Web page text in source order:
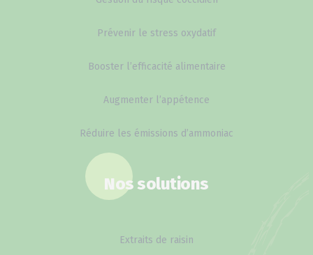
Prévenir le stress oxydatif
Booster l’efficacité alimentaire
Augmenter l’appétence
Réduire les émissions d’ammoniac
Nos solutions
Extraits de raisin